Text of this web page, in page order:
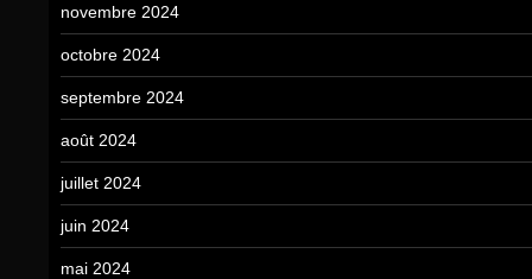
novembre 2024
octobre 2024
septembre 2024
août 2024
juillet 2024
juin 2024
mai 2024